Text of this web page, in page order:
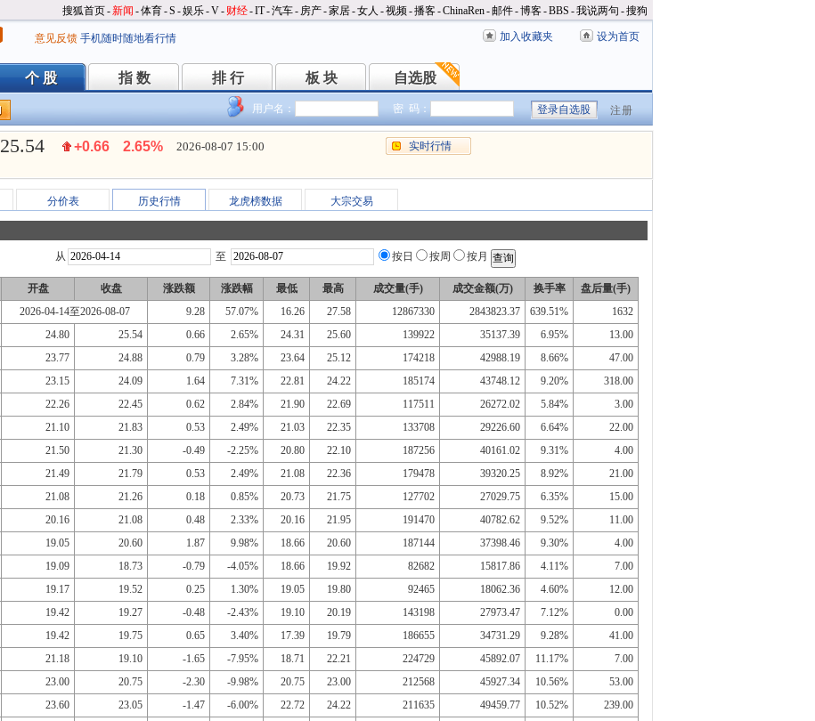
搜狐首页-新闻 -体育-S -娱乐-V- 财经-IT-汽车- 房产-家居-女人 -视频-播客-ChinaRen-邮件-博客-BBS -我说两句 -搜狗
意见反馈 手机随时随地看行情 加入收藏夹 设为首页
个 股
个 股 指 数
指 数 排 行
排 行 板 块
板 块 自选股
自选股
用户名： 密 码： 注册
25.54 +0.66 2.65% 2026-08-07 15:00 实时行情
分价表 历史行情 龙虎榜数据 大宗交易
从 至 按日 按周 按月
开盘 收盘 涨跌额 涨跌幅 最低 最高 成交量(手) 成交金额(万) 换手率
盘后量(手)
2026-04-14至2026-08-07 9.28 57.07% 16.26 27.58 12867330 2843823.37 639.51%
1632
24.80 25.54 0.66 2.65% 24.31 25.60 139922 35137.39 6.95%
13.00
23.77 24.88 0.79 3.28% 23.64 25.12 174218 42988.19 8.66%
47.00
23.15 24.09 1.64 7.31% 22.81 24.22 185174 43748.12 9.20%
318.00
22.26 22.45 0.62 2.84% 21.90 22.69 117511 26272.02 5.84%
3.00
21.10 21.83 0.53 2.49% 21.03 22.35 133708 29226.60 6.64%
22.00
21.50 21.30 -0.49 -2.25% 20.80 22.10 187256 40161.02 9.31%
4.00
21.49 21.79 0.53 2.49% 21.08 22.36 179478 39320.25 8.92%
21.00
21.08 21.26 0.18 0.85% 20.73 21.75 127702 27029.75 6.35%
15.00
20.16 21.08 0.48 2.33% 20.16 21.95 191470 40782.62 9.52%
11.00
19.05 20.60 1.87 9.98% 18.66 20.60 187144 37398.46 9.30%
4.00
19.09 18.73 -0.79 -4.05% 18.66 19.92 82682 15817.86 4.11%
7.00
19.17 19.52 0.25 1.30% 19.05 19.80 92465 18062.36 4.60%
12.00
19.42 19.27 -0.48 -2.43% 19.10 20.19 143198 27973.47 7.12%
0.00
19.42 19.75 0.65 3.40% 17.39 19.79 186655 34731.29 9.28%
41.00
21.18 19.10 -1.65 -7.95% 18.71 22.21 224729 45892.07 11.17%
7.00
23.00 20.75 -2.30 -9.98% 20.75 23.00 212568 45927.34 10.56%
53.00
23.60 23.05 -1.47 -6.00% 22.72 24.22 211635 49459.77 10.52%
239.00